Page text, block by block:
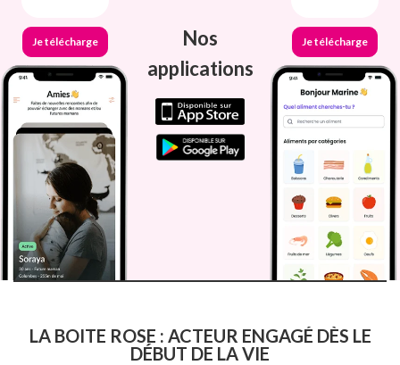
Je télécharge
Nos
applications
Je télécharge
LA BOITE ROSE : ACTEUR ENGAGÉ DÈS LE
DÉBUT DE LA VIE